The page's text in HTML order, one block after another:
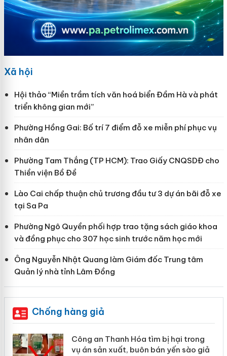
Xã hội
Hội thảo “Miền trầm tích văn hoá biển Đầm Hà và phát
triển không gian mới”
Phường Hồng Gai: Bố trí 7 điểm đỗ xe miễn phí phục vụ
nhân dân
Phường Tam Thắng (TP HCM): Trao Giấy CNQSDĐ cho
Thiền viện Bồ Đề
Lào Cai chấp thuận chủ trương đầu tư 3 dự án bãi đỗ xe
tại Sa Pa
Phường Ngô Quyền phối hợp trao tặng sách giáo khoa
và đồng phục cho 307 học sinh trước năm học mới
Ông Nguyễn Nhật Quang làm Giám đốc Trung tâm
Quản lý nhà tỉnh Lâm Đồng
Chống hàng giả
Công an Thanh Hóa tìm bị hại trong
vụ án sản xuất, buôn bán yến sào giả